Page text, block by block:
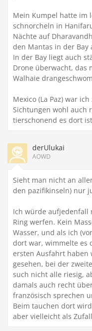
Mein Kumpel hatte im
schnorcheln in
Nächte auf
den Mantas in der Bay
In der Bay liegt auch
Drone überwacht, das
Walhaie
Mexico (La Paz) war
Sichtungen wohl auch
tierschonend es dort
derUlukai
AOWD
Sieht man nicht an
den pazifikinseln) nur
Ich würde aufjedenfall
Ring werfen. Kein
Wasser, und als ich
dort war, wimmelte es
ersten Ausfahrt haben
gesehen, bei der
such nicht alle riesig,
damals auch recht
französisch sprechen
Beim tauchen dort
aber vielleicht als